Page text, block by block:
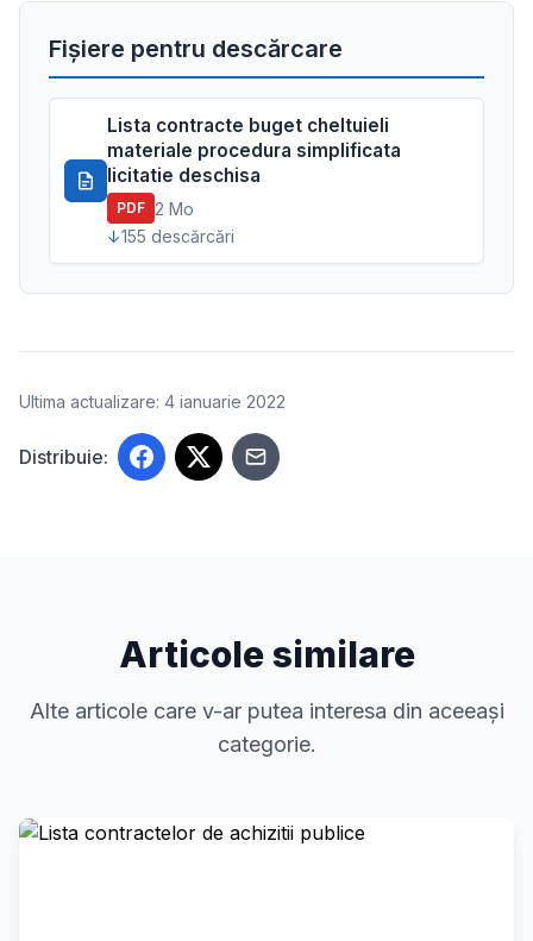
Fișiere pentru descărcare
Lista contracte buget cheltuieli
materiale procedura simplificata
licitatie deschisa
PDF 2 Mo
155 descărcări
Ultima actualizare: 4 ianuarie 2022
Distribuie:
Articole similare
Alte articole care v-ar putea interesa din aceeași
categorie.